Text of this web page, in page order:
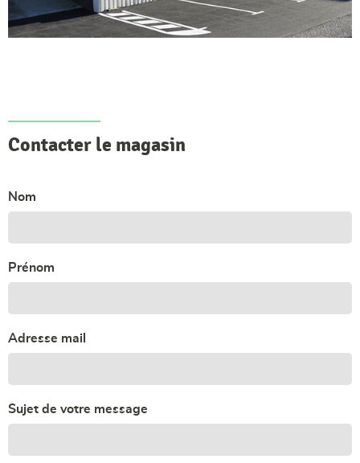
Contacter le magasin
Nom
Prénom
Adresse mail
Sujet de votre message